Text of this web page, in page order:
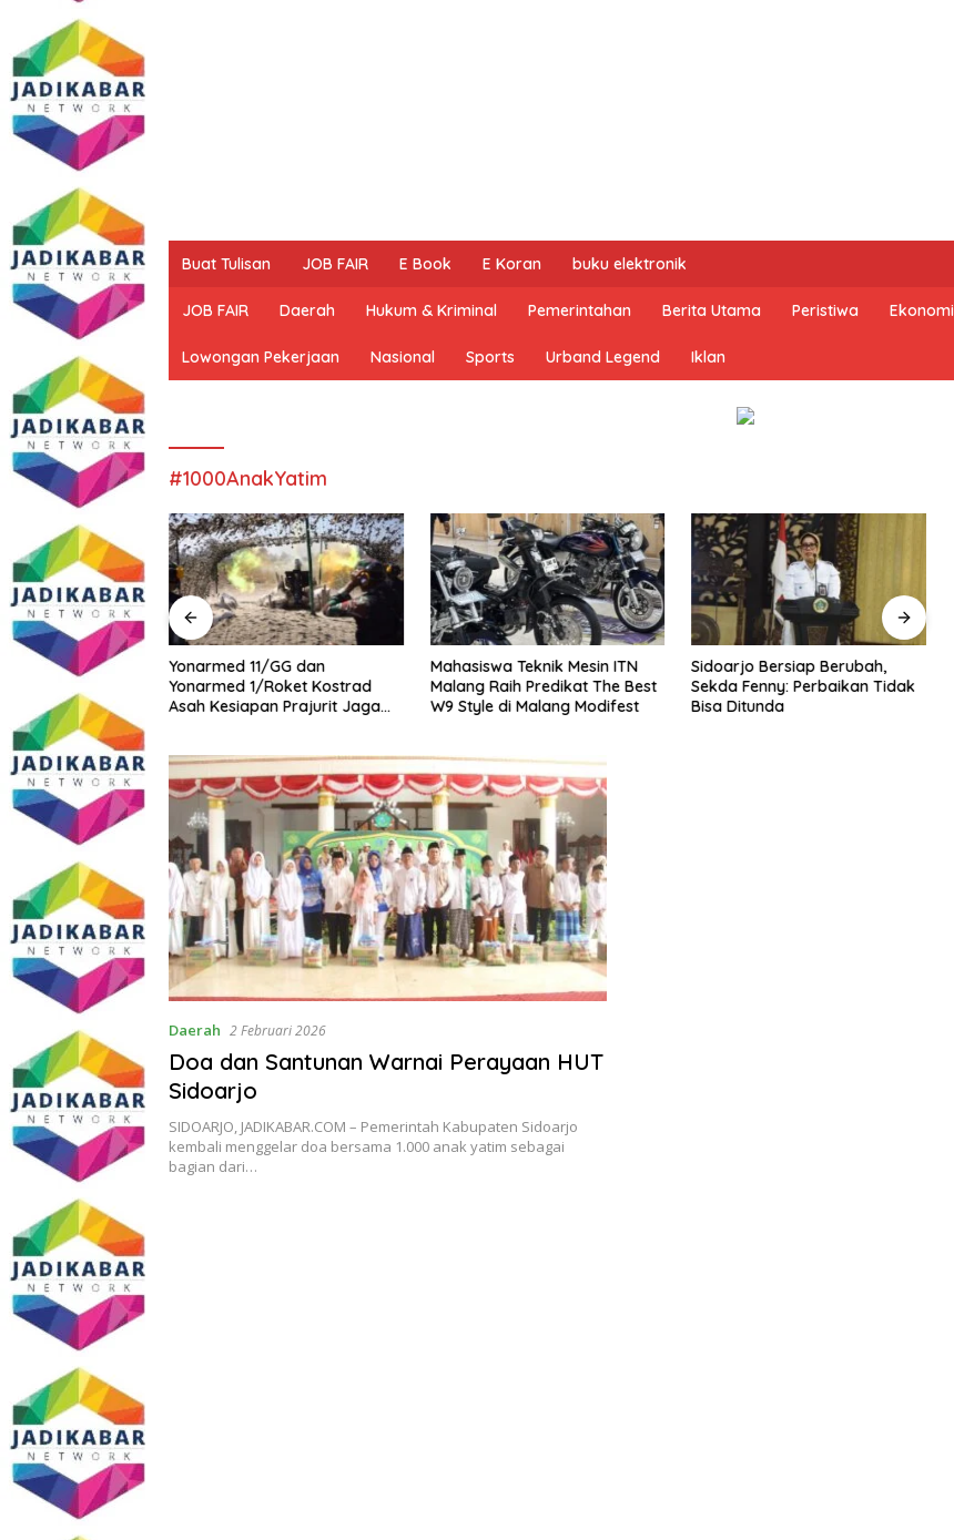
Buat Tulisan JOB FAIR E Book E Koran buku elektronik
JOB FAIR Daerah Hukum & Kriminal Pemerintahan Berita Utama Peristiwa Ekonomi
Lowongan Pekerjaan Nasional Sports Urband Legend Iklan
#1000AnakYatim
Wartawan
Gedung,
SMAN 1
DPD IWOI
Yonarmed 11/GG dan
Yonarmed 1/Roket Kostrad
Asah Kesiapan Prajurit Jaga
Mahasiswa Teknik Mesin ITN
Malang Raih Predikat The Best
W9 Style di Malang Modifest
Sidoarjo Bersiap Berubah,
Sekda Fenny: Perbaikan Tidak
Bisa Ditunda
Daerah 2 Februari 2026
Doa dan Santunan Warnai Perayaan HUT
Sidoarjo
SIDOARJO, JADIKABAR.COM – Pemerintah Kabupaten Sidoarjo
kembali menggelar doa bersama 1.000 anak yatim sebagai
bagian dari…